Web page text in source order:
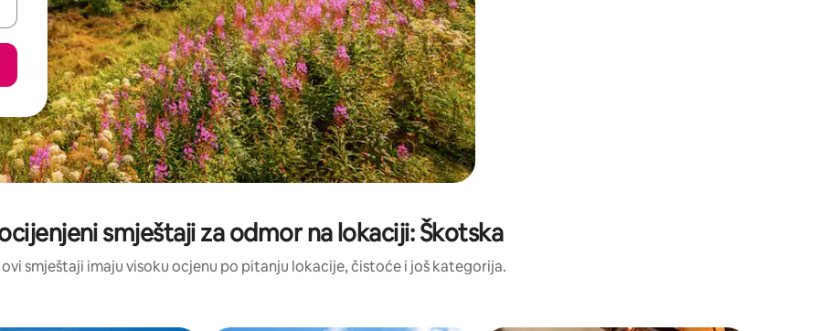
smještaji za odmor na lokaciji: Škotska
ovi smještaji imaju visoku ocjenu po pitanju lokacije, čistoće i još kategorija.